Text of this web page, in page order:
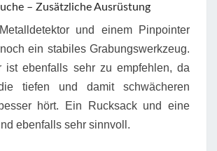
– Zusätzliche Ausrüstung
und einem Pinpointer
ein stabiles Grabungswerkzeug.
ist ebenfalls sehr zu empfehlen, da
tiefen und damit schwächeren
hört. Ein Rucksack und eine
ebenfalls sehr sinnvoll.